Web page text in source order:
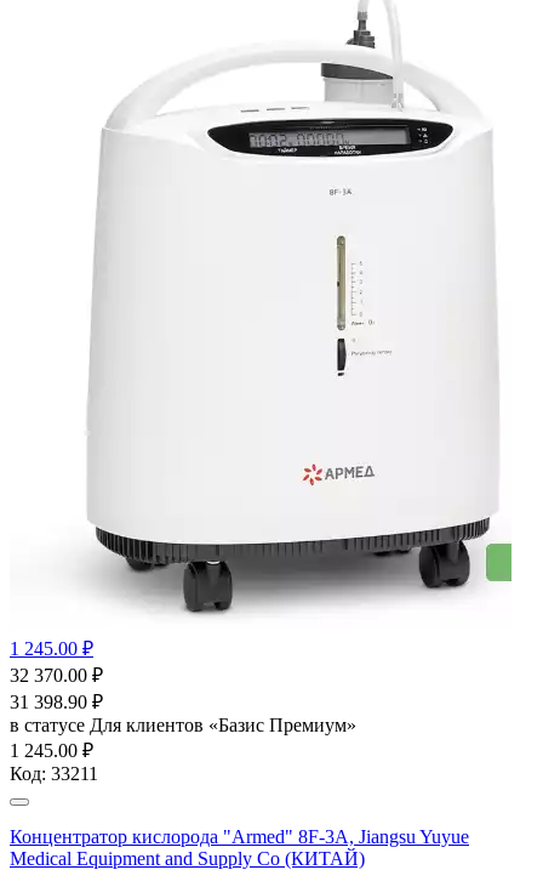
1 245.00 ₽
32 370.00 ₽
31 398.90 ₽
в статусе Для клиентов «Базис Премиум»
1 245.00 ₽
Код: 33211
Концентратор кислорода "Armed" 8F-3А, Jiangsu Yuyue
Medical Equipment and Supply Co (КИТАЙ)